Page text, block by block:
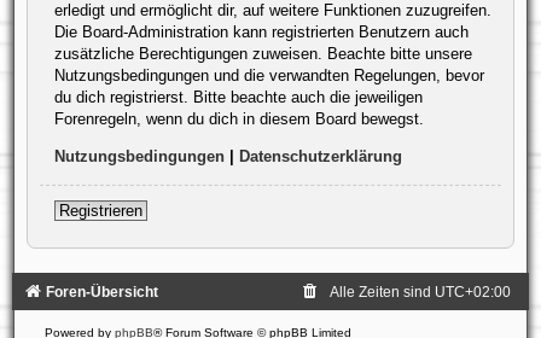
erledigt und ermöglicht dir, auf weitere Funktionen zuzugreifen.
Die Board-Administration kann registrierten Benutzern auch
zusätzliche Berechtigungen zuweisen. Beachte bitte unsere
Nutzungsbedingungen und die verwandten Regelungen, bevor
du dich registrierst. Bitte beachte auch die jeweiligen
Forenregeln, wenn du dich in diesem Board bewegst.
Nutzungsbedingungen| Datenschutzerklärung
Registrieren
Foren-Übersicht Alle Zeiten sind UTC+02:00
Powered by phpBB® Forum Software © phpBB Limited